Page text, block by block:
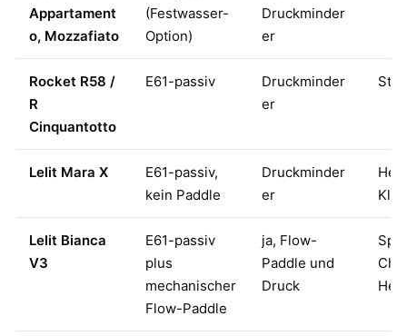
Appartament
o, Mozzafiato
(Festwasser-
Option)
Druckminder
er
Rocket R58 /
R
Cinquantotto
E61-passiv
Druckminder
er
Lelit Mara X
E61-passiv,
kein Paddle
Druckminder
er
Lelit Bianca
V3
E61-passiv
plus
mechanischer
Flow-Paddle
ja, Flow-
Paddle und
Druck